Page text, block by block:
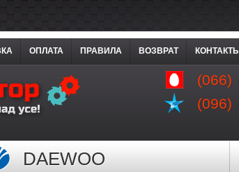
(066)
(096)
ОПЛАТА ПРАВИЛА ВОЗВРАТ КОНТАКТЫ
DAEWOO